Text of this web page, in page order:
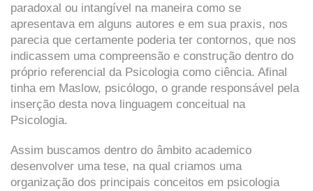
paradoxal ou intangível na maneira como se
apresentava em alguns autores e em sua praxis, nos
parecia que certamente poderia ter contornos, que nos
indicassem uma compreensão e construção dentro do
próprio referencial da Psicologia como ciência. Afinal
tinha em Maslow, psicólogo, o grande responsável pela
inserção desta nova linguagem conceitual na
Psicologia.
Assim buscamos dentro do âmbito academico
desenvolver uma tese, na qual criamos uma
organização dos principais conceitos em psicologia